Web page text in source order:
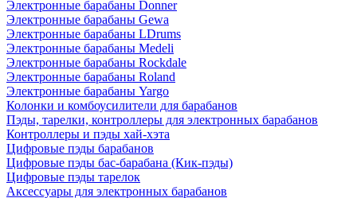
Электронные барабаны Donner
Электронные барабаны Gewa
Электронные барабаны LDrums
Электронные барабаны Medeli
Электронные барабаны Rockdale
Электронные барабаны Roland
Электронные барабаны Yargo
Колонки и комбоусилители для барабанов
Пэды, тарелки, контроллеры для электронных барабанов
Контроллеры и пэды хай-хэта
Цифровые пэды барабанов
Цифровые пэды бас-барабана (Кик-пэды)
Цифровые пэды тарелок
Аксессуары для электронных барабанов